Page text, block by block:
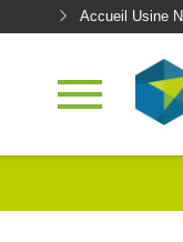
Accueil Usine